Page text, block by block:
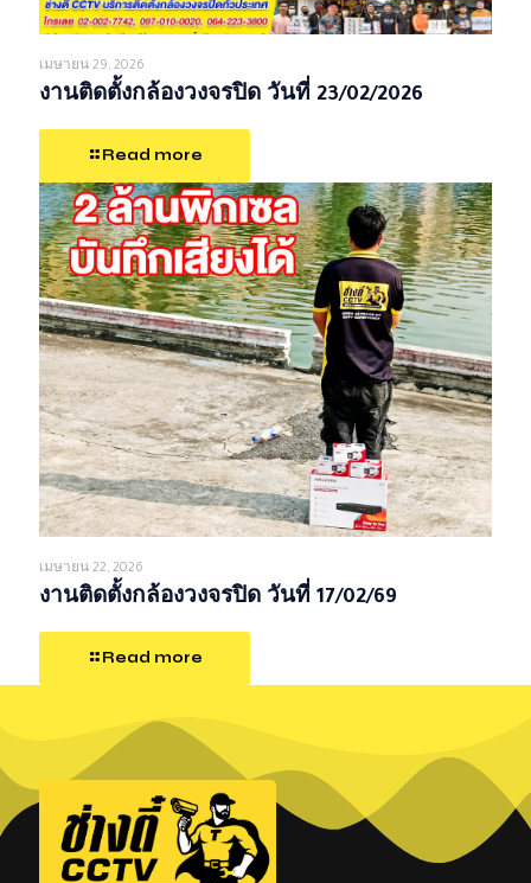
เมษายน 29, 2026
งานติดตั้งกล้องวงจรปิด วันที่ 23/02/2026
Read more
เมษายน 22, 2026
งานติดตั้งกล้องวงจรปิด วันที่ 17/02/69
Read more